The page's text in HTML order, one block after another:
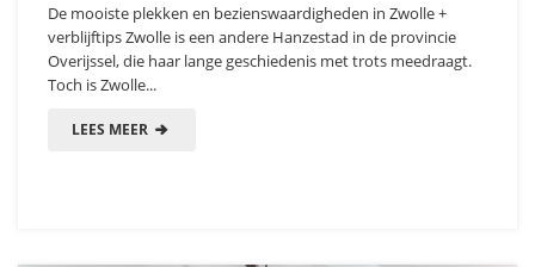
De mooiste plekken en bezienswaardigheden in Zwolle +
verblijftips Zwolle is een andere Hanzestad in de provincie
Overijssel, die haar lange geschiedenis met trots meedraagt.
Toch is Zwolle...
LEES MEER